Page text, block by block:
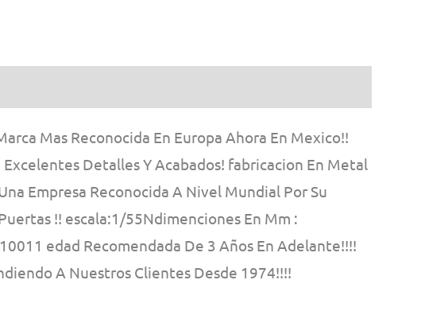
Mas Reconocida En Europa Ahora En Mexico!!
Detalles Y Acabados! fabricacion En Metal
Empresa Reconocida A Nivel Mundial Por Su
!! escala:1/55Ndimenciones En Mm :
edad Recomendada De 3 Años En Adelante!!!!
A Nuestros Clientes Desde 1974!!!!